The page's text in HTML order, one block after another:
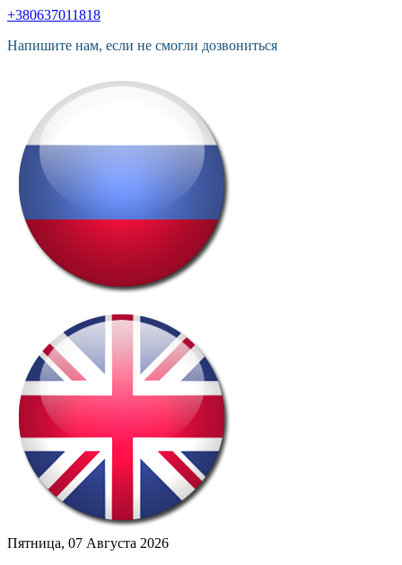
+380637011818
Напишите нам, если не смогли дозвониться
Пятница, 07 Августа 2026